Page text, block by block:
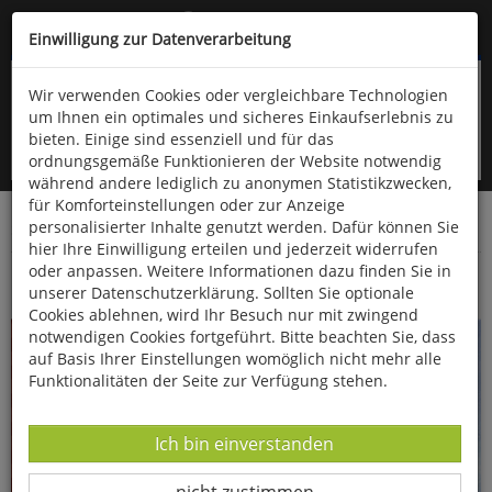
Kompletten Head der Seite überspringen
oder (06766) 9323-960
Startseite Bücher Essen & Trinken
Sudetenland
Einwilligung zur Datenverarbeitung
Wir verwenden Cookies oder vergleichbare Technologien
um Ihnen ein optimales und sicheres Einkaufserlebnis zu
bieten. Einige sind essenziell und für das
ordnungsgemäße Funktionieren der Website notwendig
während andere lediglich zu anonymen Statistikzwecken,
für Komforteinstellungen oder zur Anzeige
personalisierter Inhalte genutzt werden. Dafür können Sie
hier Ihre Einwilligung erteilen und jederzeit widerrufen
oder anpassen. Weitere Informationen dazu finden Sie in
unserer Datenschutzerklärung. Sollten Sie optionale
Cookies ablehnen, wird Ihr Besuch nur mit zwingend
notwendigen Cookies fortgeführt. Bitte beachten Sie, dass
auf Basis Ihrer Einstellungen womöglich nicht mehr alle
Funktionalitäten der Seite zur Verfügung stehen.
Datenverarbeitung -
Ich bin einverstanden